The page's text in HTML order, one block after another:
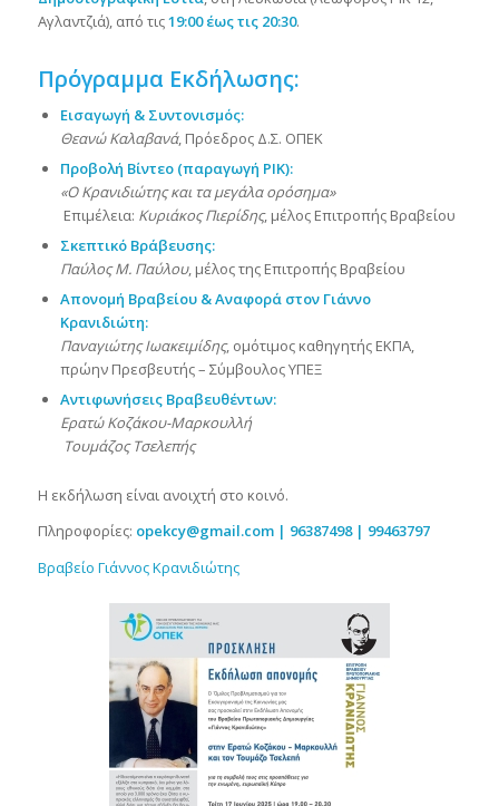
Αγλαντζιά), από τις19:00 έως τις 20:30.
Πρόγραμμα Εκδήλωσης:
Εισαγωγή & Συντονισμός:
Θεανώ Καλαβανά, Πρόεδρος Δ.Σ. ΟΠΕΚ
Προβολή Βίντεο (παραγωγή ΡΙΚ):
«Ο Κρανιδιώτης και τα μεγάλα ορόσημα»
Επιμέλεια: Κυριάκος Πιερίδης, μέλος Επιτροπής Βραβείου
Σκεπτικό Βράβευσης:
Παύλος Μ. Παύλου, μέλος της Επιτροπής Βραβείου
Απονομή Βραβείου & Αναφορά στον Γιάννο
Κρανιδιώτη:
Παναγιώτης Ιωακειμίδης, ομότιμος καθηγητής ΕΚΠΑ,
πρώην Πρεσβευτής – Σύμβουλος ΥΠΕΞ
Αντιφωνήσεις Βραβευθέντων:
Ερατώ Κοζάκου-Μαρκουλλή
Τουμάζος Τσελεπής
Η εκδήλωση είναι ανοιχτή στο κοινό.
Πληροφορίες: opekcy@gmail.com| 96387498 | 99463797
Βραβείο Γιάννος Κρανιδιώτης